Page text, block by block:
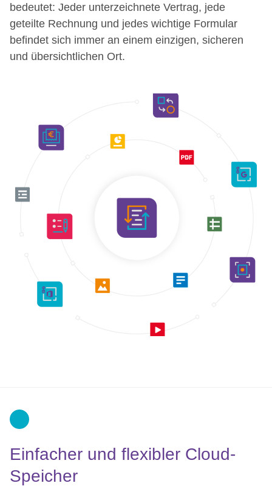
bedeutet: Jeder unterzeichnete Vertrag, jede
geteilte Rechnung und jedes wichtige Formular
befindet sich immer an einem einzigen, sicheren
und übersichtlichen Ort.
Einfacher und flexibler Cloud-
Speicher